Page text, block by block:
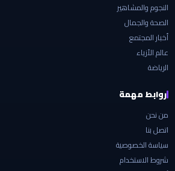
النجوم والمشاهير
الصحة والجمال
أخبار المجتمع
عالم الأزياء
الرياضة
روابط مهمة
من نحن
اتصل بنا
سياسة الخصوصية
شروط الاستخدام